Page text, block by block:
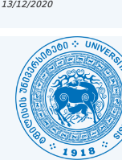
13/12/2020